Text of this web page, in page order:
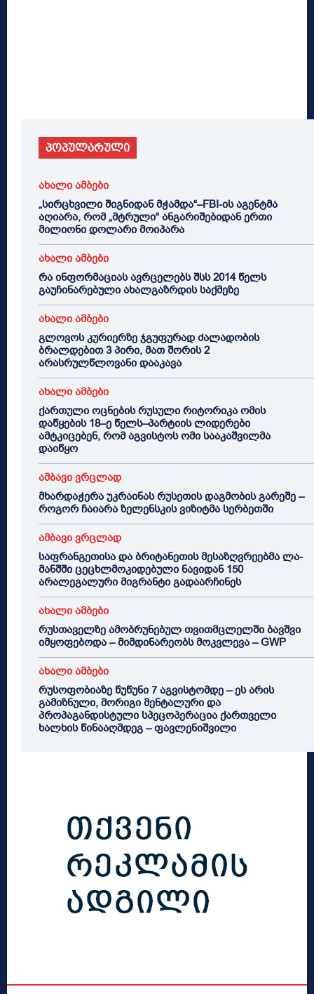
პოპულარული
ახალი ამბები
„სირცხვილი შიგნიდან მჭამდა“–FBI-ის აგენტმა
აღიარა, რომ „მტრული“ ანგარიშებიდან ერთი
მილიონი დოლარი მოიპარა
ახალი ამბები
რა ინფორმაციას ავრცელებს შსს 2014 წელს
გაუჩინარებული ახალგაზრდის საქმეზე
ახალი ამბები
გლოვოს კურიერზე ჯგუფურად ძალადობის
ბრალდებით 3 პირი, მათ შორის 2
არასრულწლოვანი დააკავა
ახალი ამბები
ქართული ოცნების რუსული რიტორიკა ომის
დაწყების 18–ე წელს–პარტიის ლიდერები
ამტკიცებენ, რომ აგვისტოს ომი სააკაშვილმა
დაიწყო
ამბავი ვრცლად
მხარდაჭერა უკრაინას რუსეთის დაგმობის გარეშე –
როგორ ჩაიარა ზელენსკის ვიზიტმა სერბეთში
ამბავი ვრცლად
საფრანგეთისა და ბრიტანეთის მესაზღვრეებმა ლა-
მანშში ცეცხლმოკიდებული ნავიდან 150
არალეგალური მიგრანტი გადაარჩინეს
ახალი ამბები
რუსთაველზე ამობრუნებულ თვითმცლელში ბავშვი
იმყოფებოდა – მიმდინარეობს მოკვლევა – GWP
ახალი ამბები
რუსოფობიაზე წუწუნი 7 აგვისტომდე – ეს არის
გამიზნული, მორიგი მენტალური და
პროპაგანდისტული სპეცოპერაცია ქართველი
ხალხის წინააღმდეგ – ფავლენიშვილი